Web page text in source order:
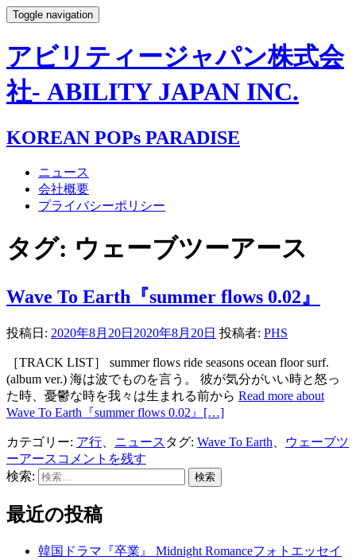
Toggle navigation
アビリティージャパン株式会
社- ABILITY JAPAN INC.
KOREAN POPs PARADISE
ニュース
会社概要
プライバシーポリシー
タグ: ウェーブツーアース
Wave To Earth『summer flows 0.02』
投稿日: 2020年8月20日 2020年8月20日 投稿者: PHS
［TRACK LIST］ summer flows ride seasons ocean floor surf.
(album ver.) 海は波でものを言う。 彼が気分がいい時と怒っ
た時、憂鬱な時を我々は生まれる前から Read more about
Wave To Earth『summer flows 0.02』 […]
カテゴリー: ア行 ニュース タグ: Wave To Earth
ウェーブツ
ーアース コメントを残す
検索:
最近の投稿
韓国ドラマ『卒業』 Midnight Romanceフォトエッセイ